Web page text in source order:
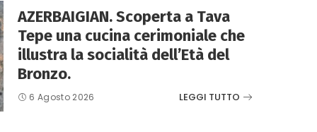
AZERBAIGIAN. Scoperta a Tava
Tepe una cucina cerimoniale che
illustra la socialità dell’Età del
Bronzo.
6 Agosto 2026 LEGGI TUTTO